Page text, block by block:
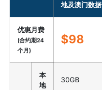
地及澳门数据
优惠月费
(合约期24
个月)
$98
本
地
30GB